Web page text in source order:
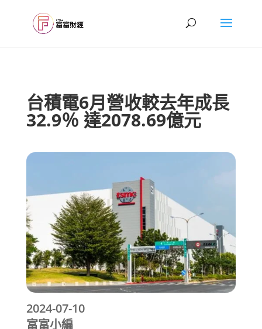
台積電6月營收較去年成長
32.9％ 達2078.69億元
2024-07-10
富富小編